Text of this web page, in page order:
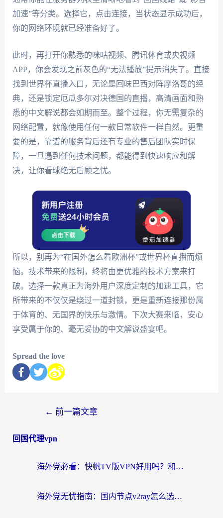
加速”等分类。选择它，点击连接，当状态显示成功后，
你的网络环境就已经准备好了。
此时，再打开你熟悉的咪咕视频、腾讯体育或央视频
APP，你会发现之前灰色的“无法播放”提示消失了。直接
找到世界杯直播入口，无论是回味巴西对阵摩洛哥的经
典，还是锁定厄瓜多尔对决德国的直播，高清画面和熟
悉的中文解说都会如期而至。整个过程，你无需复杂的
网络配置，就像使用任何一款日常软件一样自然。更重
要的是，靠谱的服务背后还有专业的售后团队实时保
障，一旦遇到任何技术问题，都能得到快速响应和解
决，让你看球绝无后顾之忧。
所以，别再为“在国外怎么看欧洲杯”或世界杯直播而烦
恼。技术带来的限制，终将由更优雅的技术方案来打
破。选择一款真正为海外用户深度定制的加速工具，它
所带来的不仅仅是绕过一道封锁，更是重新连接那份属
于体育的、无国界的快乐与激情。下次大赛来临，安心
享受属于你的、毫无妥协的中文解说盛宴吧。
Spread the love
← 前一篇文章
回国代理vpn
海外党必看：快帆TV版VPN好用吗？和快游VPN对比哪个回国效果更好？附实用避坑指南
海外党无忧指南：国内节点v2ray怎么选？一键回国VPN+多场景实测帮你避坑